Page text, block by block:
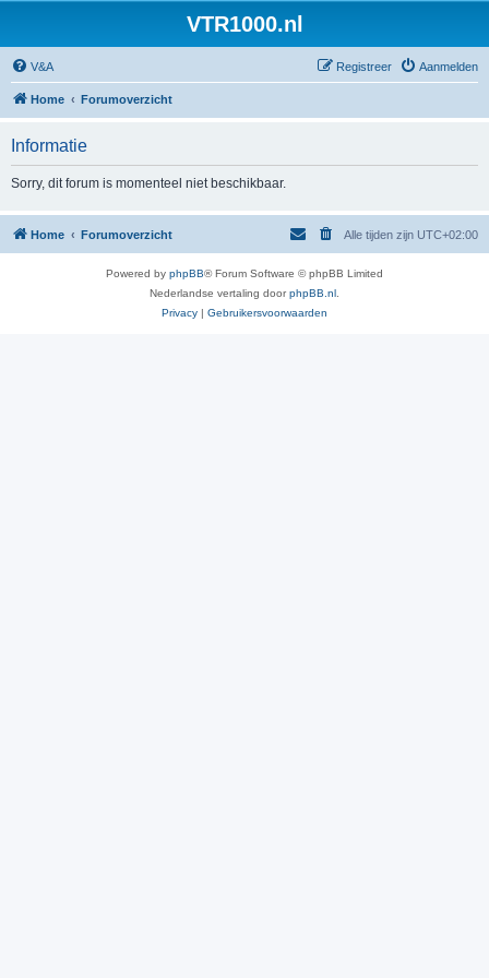
VTR1000.nl
V&A Aanmelden
Registreer
Home Forumoverzicht
Informatie
Sorry, dit forum is momenteel niet beschikbaar.
Home Forumoverzicht Alle tijden zijn UTC+02:00
Powered by phpBB® Forum Software © phpBB Limited
Nederlandse vertaling doorphpBB.nl
Privacy | Gebruikersvoorwaarden